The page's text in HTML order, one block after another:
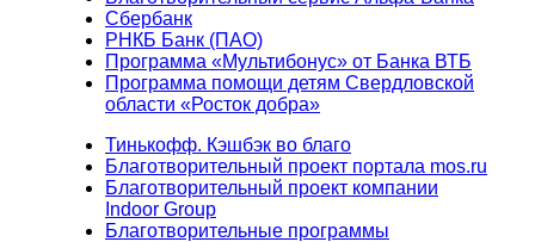
Сбербанк
РНКБ Банк (ПАО)
Программа «Мультибонус» от Банка ВТБ
Программа помощи детям Свердловской
области «Росток добра»
Тинькофф. Кэшбэк во благо
Благотворительный проект портала mos.ru
Благотворительный проект компании
Indoor Group
Благотворительные программы